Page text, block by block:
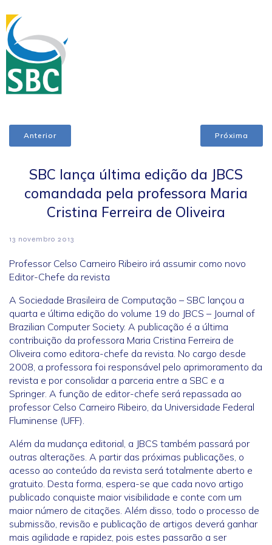
Anterior Próxima
SBC lança última edição da JBCS
comandada pela professora Maria
Cristina Ferreira de Oliveira
13 novembro 2013
Professor Celso Carneiro Ribeiro irá assumir como novo
Editor-Chefe da revista
A Sociedade Brasileira de Computação – SBC lançou a
quarta e última edição do volume 19 do JBCS – Journal of
Brazilian Computer Society. A publicação é a última
contribuição da professora Maria Cristina Ferreira de
Oliveira como editora-chefe da revista. No cargo desde
2008, a professora foi responsável pelo aprimoramento da
revista e por consolidar a parceria entre a SBC e a
Springer. A função de editor-chefe será repassada ao
professor Celso Carneiro Ribeiro, da Universidade Federal
Fluminense (UFF).
Além da mudança editorial, a JBCS também passará por
outras alterações. A partir das próximas publicações, o
acesso ao conteúdo da revista será totalmente aberto e
gratuito. Desta forma, espera-se que cada novo artigo
publicado conquiste maior visibilidade e conte com um
maior número de citações. Além disso, todo o processo de
submissão, revisão e publicação de artigos deverá ganhar
mais agilidade e rapidez, pois estes passarão a ser